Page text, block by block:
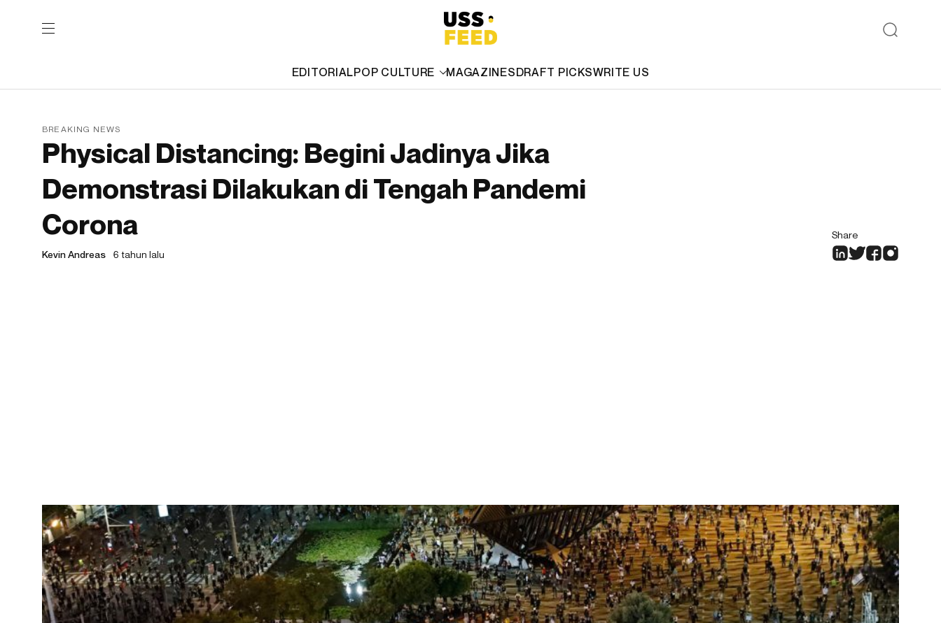
EDITORIALPOP CULTURE MAGAZINESDRAFT PICKSWRITE US
BREAKING NEWS
Physical Distancing: Begini Jadinya Jika
Demonstrasi Dilakukan di Tengah Pandemi
Corona
Kevin Andreas 6 tahun lalu
Share